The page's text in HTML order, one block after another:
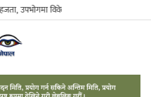
उपभोगमा विवेकशीलता" - The Sustainable